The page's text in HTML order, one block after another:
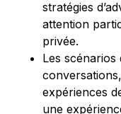
stratégies
attention
privée.
Les scénarios
expériences
une